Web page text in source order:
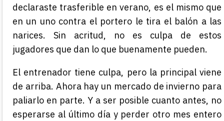
declaraste trasferible en verano, es el mismo que
en un uno contra el portero le tira el balón a las
narices. Sin acritud, no es culpa de estos
jugadores que dan lo que buenamente pueden.
El entrenador tiene culpa, pero la principal viene
de arriba. Ahora hay un mercado de invierno para
paliarlo en parte. Y a ser posible cuanto antes, no
esperarse al último día y perder otro mes entero